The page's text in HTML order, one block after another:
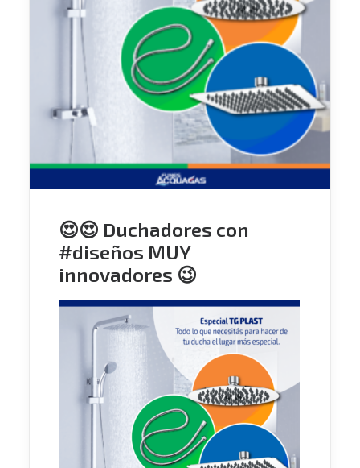
😍😍 Duchadores con
#diseños MUY
innovadores 😉